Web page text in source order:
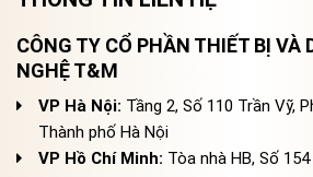
CÔNG TY CỔ PHẦN THIẾT BỊ VÀ
NGHỆ T&M
VP Hà Nội: Tầng 2, Số 110 Trần Vỹ,
Thành phố Hà Nội
VP Hồ Chí Minh: Tòa nhà HB, Số